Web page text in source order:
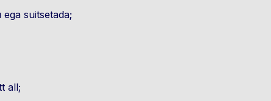
suitsetada;
all;